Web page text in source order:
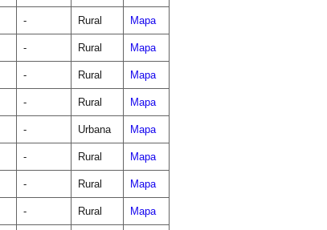
- Rural Mapa
- Rural Mapa
- Rural Mapa
- Rural Mapa
- Urbana Mapa
- Rural Mapa
- Rural Mapa
- Rural Mapa